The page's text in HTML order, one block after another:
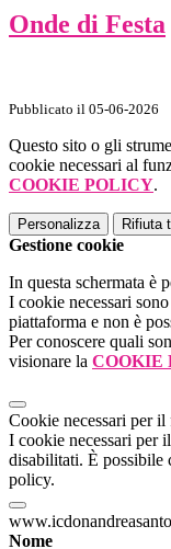
Onde di Festa
Pubblicato il 05-06-2026
Questo sito o gli
cookie necessari al
COOKIE POLICY.
Personalizza Rifiuta
Gestione cookie
In questa schermata è
I cookie necessari
piattaforma e non è
Per conoscere quali
visionare la COOKIE
Cookie necessari per
I cookie necessari per
disabilitati. È possibile
policy.
Nome